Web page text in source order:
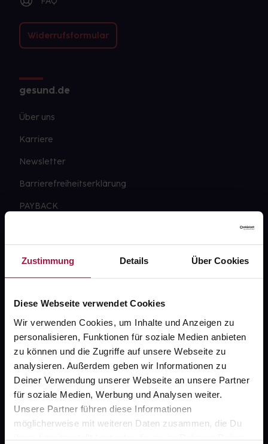
Zustimmung Details Über Cookies
Diese Webseite verwendet Cookies
Wir verwenden Cookies, um Inhalte und Anzeigen zu
personalisieren, Funktionen für soziale Medien anbieten
zu können und die Zugriffe auf unsere Webseite zu
analysieren. Außerdem geben wir Informationen zu
Deiner Verwendung unserer Webseite an unsere Partner
für soziale Medien, Werbung und Analysen weiter.
Unsere Partner führen diese Informationen
möglicherweise mit weiteren Daten zusammen, die Du
ihnen bereitgestellt hast oder die sie im Rahmen Deiner
Widerrufsformular
gesund.de
Über uns
Karriere
Newsletter
Barrierefreiheitserklärung
PAYBACK
Impressum
Unsere Vorteile
Ausgewählte Wunschprodukte sofort abholbereit
selben Tag möglich